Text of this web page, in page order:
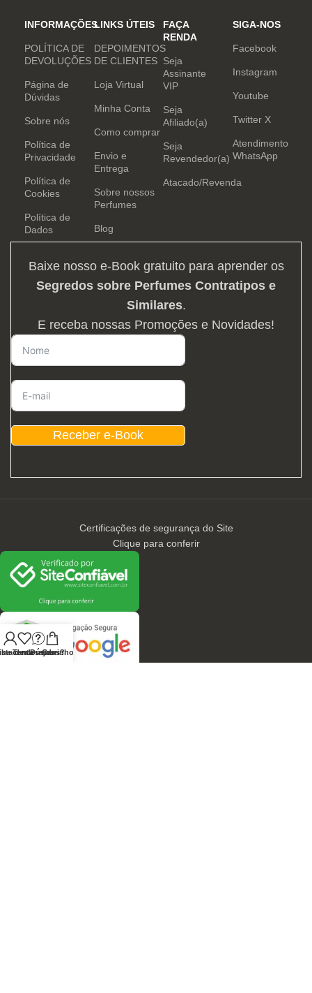
INFORMAÇÕES
POLÍTICA DE
DEVOLUÇÕES
Página de
Dúvidas
Sobre nós
Política de
Privacidade
Política de
Cookies
Política de
Dados
LINKS ÚTEIS
DEPOIMENTOS
DE CLIENTES
Loja Virtual
Minha Conta
Como comprar
Envio e
Entrega
Sobre nossos
Perfumes
Blog
FAÇA
RENDA
Seja
Assinante
VIP
Seja
Afiliado(a)
Seja
Revendedor(a)
Atacado/Revenda
SIGA-NOS
Facebook
Instagram
Youtube
Twitter X
Atendimento
WhatsApp
Baixe nosso e-Book gratuito para aprender os
Segredos sobre Perfumes Contratipos e
Similares.
E receba nossas Promoções e Novidades!
Receber e-Book
Certificações de segurança do Site
Clique para conferir
conta
de desejos
Tem Dúvidas?
Carrinho